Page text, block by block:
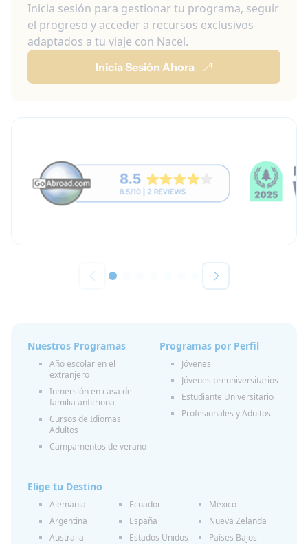
Inicia sesión para gestionar tu programa, seguir
el progreso y acceder a recursos exclusivos
adaptados a tu viaje con Nacel.
Inicia Sesión Ahora
Nuestros Programas
Año escolar en el
extranjero
Inmersión en casa de
familia anfitriona
Cursos de Idiomas
Adultos
Campamentos de verano
Programas por Perfil
Jóvenes
Jóvenes preuniversitarios
Estudiante Universitario
Profesionales y Adultos
Elige tu Destino
Alemania
Argentina
Australia
Ecuador
España
Estados Unidos
México
Nueva Zelanda
Países Bajos